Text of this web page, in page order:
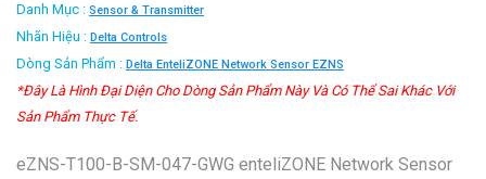
Danh Mục : Sensor & Transmitter
Nhãn Hiệu : Delta Controls
Dòng Sản Phẩm : Delta EnteliZONE Network Sensor EZNS
*Đây Là Hình Đại Diện Cho Dòng Sản Phẩm Này Và Có Thể Sai Khác Với
Sản Phẩm Thực Tế.
eZNS-T100-B-SM-047-GWG enteliZONE Network Sensor